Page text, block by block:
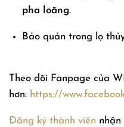
pha loãng.
Bảo quản trong lọ
Theo dõi Fanpage của
hơn: https://
Đăng ký thành viên